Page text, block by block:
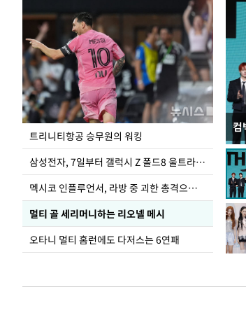
트리니티항공 승무원의 워킹
삼성전자, 7일부터 갤럭시 Z 폴드8 울트라·폴드8·플립8 출시
멕시코 인플루언서, 라방 중 괴한 총격으로 사망
멀티 골 세리머니하는 리오넬 메시
오타니 멀티 홈런에도 다저스는 6연패
컴